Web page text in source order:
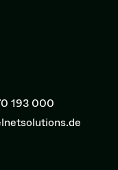
193 000